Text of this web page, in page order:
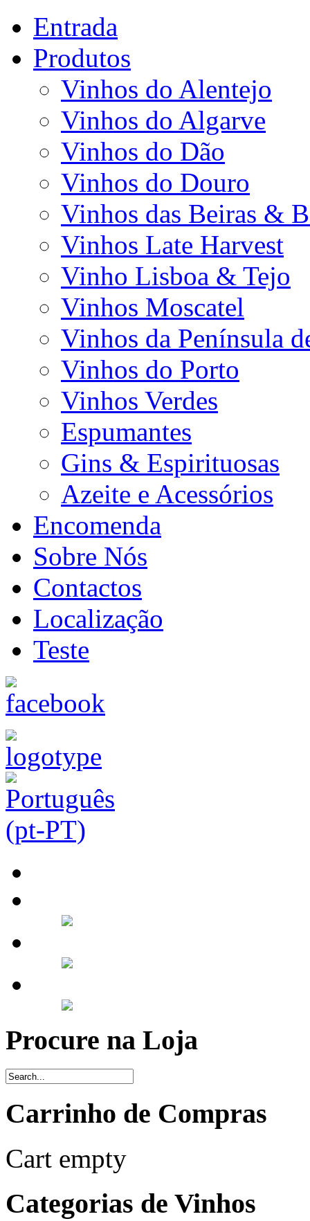
Entrada
Produtos
Vinhos do Alentejo
Vinhos do Algarve
Vinhos do Dão
Vinhos do Douro
Vinhos das Beiras &
Vinhos Late Harvest
Vinho Lisboa & Tejo
Vinhos Moscatel
Vinhos da Península
Vinhos do Porto
Vinhos Verdes
Espumantes
Gins & Espirituosas
Azeite e Acessórios
Encomenda
Sobre Nós
Contactos
Localização
Teste
Procure na Loja
Carrinho de Compras
Cart empty
Categorias de Vinhos